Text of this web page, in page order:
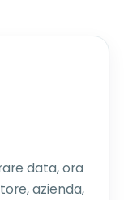
data, ora
azienda,